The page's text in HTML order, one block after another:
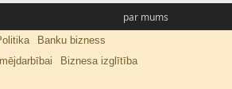
par mums
Banku bizness
Biznesa izglītība